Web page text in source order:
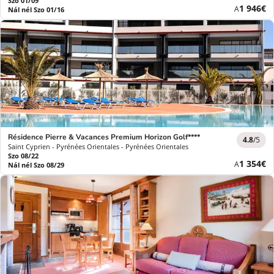
Nál nél Szo 01/16
AÚj
ár
1 946€
Résidence Pierre & Vacances Premium Horizon Golf****
Saint Cyprien - Pyrénées Orientales - Pyrénées Orientales
4.8/5
Szo 08/22
Nál nél Szo 08/29
AÚj
ár
1 354€